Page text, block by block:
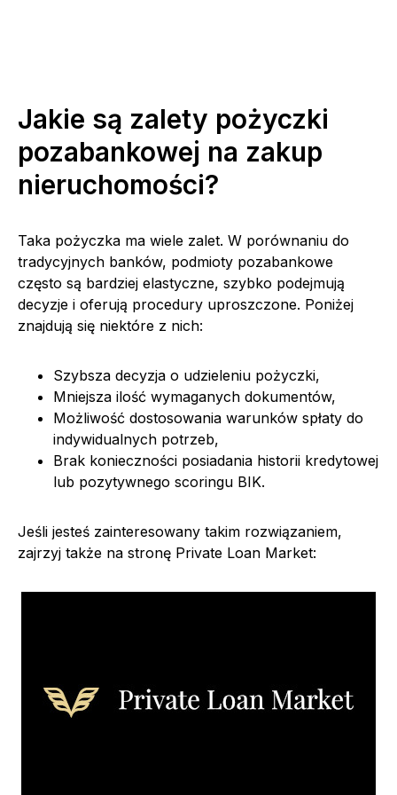
Jakie są zalety pożyczki
pozabankowej na zakup
nieruchomości?
Taka pożyczka ma wiele zalet. W porównaniu do
tradycyjnych banków, podmioty pozabankowe
często są bardziej elastyczne, szybko podejmują
decyzje i oferują procedury uproszczone. Poniżej
znajdują się niektóre z nich:
Szybsza decyzja o udzieleniu pożyczki,
Mniejsza ilość wymaganych dokumentów,
Możliwość dostosowania warunków spłaty do
indywidualnych potrzeb,
Brak konieczności posiadania historii kredytowej
lub pozytywnego scoringu BIK.
Jeśli jesteś zainteresowany takim rozwiązaniem,
zajrzyj także na stronę Private Loan Market: